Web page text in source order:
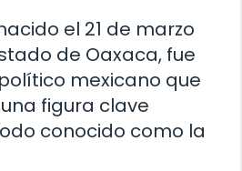
el 21 de marzo
de Oaxaca, fue
mexicano que
figura clave
conocido como la